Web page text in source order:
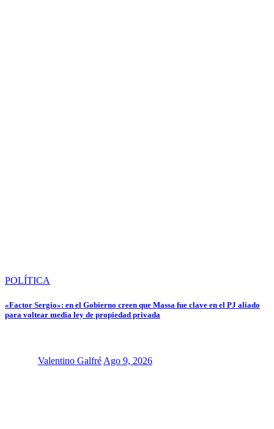
POLÍTICA
«Factor Sergio»: en el Gobierno creen que Massa fue clave en el PJ aliado
para voltear media ley de propiedad privada
Valentino Galfré Ago 9, 2026